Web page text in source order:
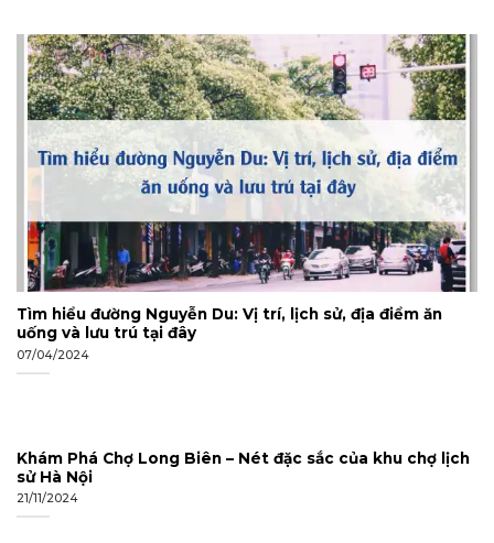
Tìm hiểu đường Nguyễn Du: Vị trí, lịch sử, địa điểm ăn
uống và lưu trú tại đây
07/04/2024
Khám Phá Chợ Long Biên – Nét đặc sắc của khu chợ lịch
sử Hà Nội
21/11/2024